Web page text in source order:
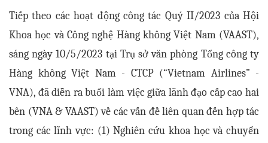
Tiếp theo các hoạt động công tác Quý II/2023 của Hội
Khoa học và Công nghệ Hàng không Việt Nam (VAAST),
sáng ngày 10/5/2023 tại Trụ sở văn phòng Tổng công ty
Hàng không Việt Nam - CTCP (“Vietnam Airlines” -
VNA), đã diễn ra buổi làm việc giữa lãnh đạo cấp cao hai
bên (VNA & VAAST) về các vấn đề liên quan đến hợp tác
trong các lĩnh vực: (1) Nghiên cứu khoa học và chuyển